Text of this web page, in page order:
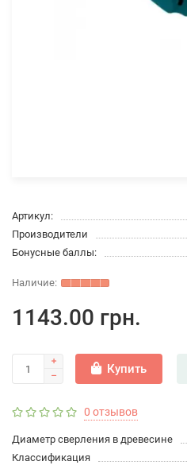
Артикул:
Производители
Бонусные баллы:
1143.00 грн.
Купить
0 отзывов
Диаметр сверления в древесине
Классификация